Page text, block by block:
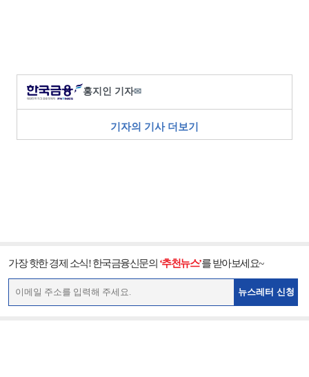
홍지인 기자✉
기자의 기사 더보기
가장 핫한 경제 소식! 한국금융신문의 ‘추천뉴스’를 받아보세요~
뉴스레터 신청